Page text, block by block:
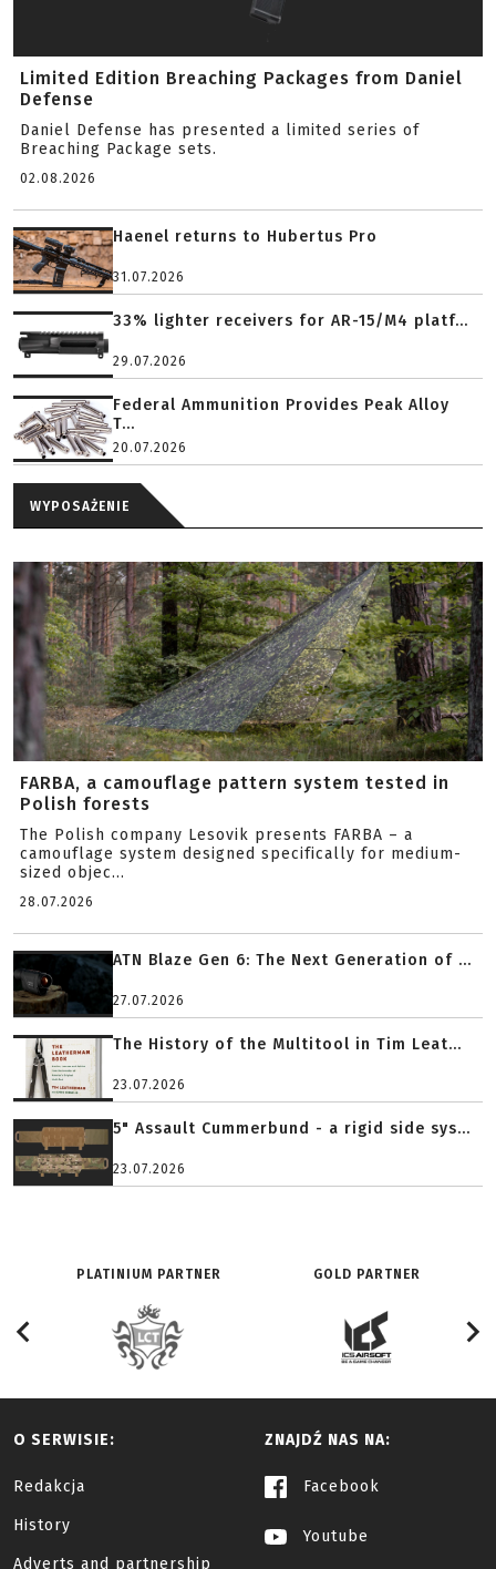
Limited Edition Breaching Packages from Daniel
Defense
Daniel Defense has presented a limited series of
Breaching Package sets.
02.08.2026
Haenel returns to Hubertus Pro
31.07.2026
33% lighter receivers for AR-15/M4 platf...
29.07.2026
Federal Ammunition Provides Peak Alloy
T...
20.07.2026
WYPOSAŻENIE
FARBA, a camouflage pattern system tested in
Polish forests
The Polish company Lesovik presents FARBA – a
camouflage system designed specifically for medium-
sized objec...
28.07.2026
ATN Blaze Gen 6: The Next Generation of ...
27.07.2026
The History of the Multitool in Tim Leat...
23.07.2026
5" Assault Cummerbund - a rigid side sys...
23.07.2026
PLATINIUM PARTNER GOLD PARTNER
O SERWISIE:
Redakcja
History
Adverts and partnership
ZNAJDŹ NAS NA:
Facebook
Youtube